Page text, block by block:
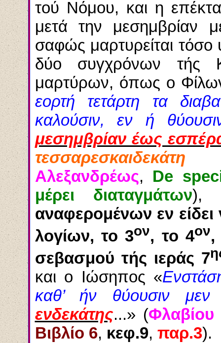
τού Νόμου, και η
μετά την μεσημβρίαν
σαφώς μαρτυρείται
δύο συγχρόνων τής
μαρτύρων, όπως ο
εορτή τετάρτη τα
καλούσιν, εν ή
μεσημβρίαν έως
τεσσαρεσκαιδεκάτη
Αλεξανδρέως, De
μέρει διαταγμάτων),
αναφερομένων εν
λογίων, το 3ον, το 4ον,
σεβασμού τής ιεράς 7
και ο Ιώσηπος «
καθ’ ήν θύουσιν μεν
ενδεκάτης...» (
Βιβλίο 6, κεφ.9, παρ.3).